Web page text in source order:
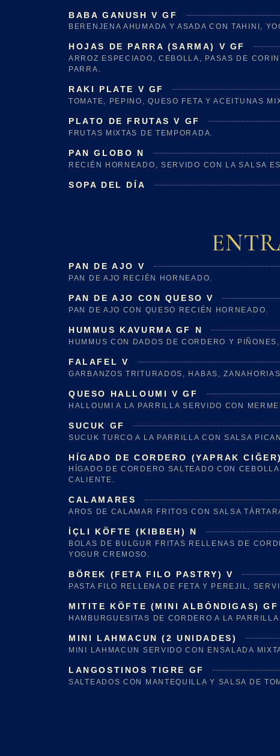
BABA GANUSH V GF
BERENJENA AHUMADA Y ASADA CON TAHINI,
HOJAS DE PARRA (SARMA) V GF
ARROZ ESPECIADO, CEBOLLA, PASAS DE
PARRA.
RAKI PLATE V GF
TOMATE, PEPINO, QUESO FETA Y ACEITUNAS
PLATO DE FRUTAS V GF
FRUTAS MIXTAS DE TEMPORADA.
PAN GLOBO N
RECIÉN HORNEADO, SERVIDO CON LA SALSA
SOPA DEL DÍA
PAN DE AJO V
PAN DE AJO RECIÉN HORNEADO.
PAN DE AJO CON QUESO V
PAN DE AJO CON QUESO RECIÉN HORNEADO.
HUMMUS KAVURMA GF N
HUMMUS CON DADOS DE CORDERO Y
FALAFEL V
GARBANZOS TRITURADOS, HABAS,
QUESO HALLOUMI V GF
HALLOUMI A LA PARRILLA SERVIDO CON
SUCUK GF
SUCUK TURCO A LA PARRILLA CON SALSA
HÍGADO DE CORDERO (YAPRAK CIĞER)
HÍGADO DE CORDERO SALTEADO CON
CALIENTE.
CALAMARES
AROS DE CALAMAR FRITOS CON SALSA
İÇLI KÖFTE (KIBBEH) N
BOLAS DE BULGUR FRITAS RELLENAS DE
YOGUR CREMOSO.
BÖREK (FETA FILO PASTRY) V
PASTA FILO RELLENA DE FETA Y PEREJIL,
MITITE KÖFTE (MINI ALBÓNDIGAS) GF
HAMBURGUESITAS DE CORDERO A LA
MINI LAHMACUN (2 UNIDADES)
MINI LAHMACUN SERVIDO CON ENSALADA
LANGOSTINOS TIGRE GF
SALTEADOS CON MANTEQUILLA Y SALSA DE